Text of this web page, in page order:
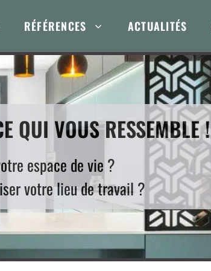
RÉFÉRENCES ACTUALITÉS
QUI VOUS RESSEMBLE !
espace de vie ?
votre lieu de travail ?